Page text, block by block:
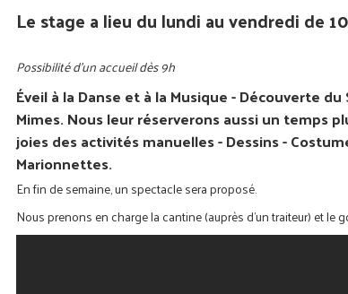
Le stage a lieu du lundi au vendredi de
Possibilité d'un accueil dès 9h
Éveil à la Danse et à la Musique - Découverte
Mimes. Nous leur réserverons aussi un temps
joies des activités manuelles - Dessins -
Marionnettes.
En fin de semaine, un spectacle sera proposé.
Nous prenons en charge la cantine (auprès d'un traiteur) et le